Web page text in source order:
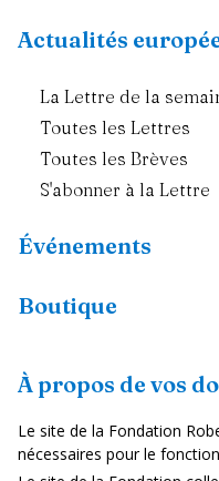
À propos de vos
Le site de la Fondation
nécessaires pour le
Actualités
La Lettre de la
Toutes les Lettres
Toutes les Brèves
S'abonner à la Lettre
Événements
Boutique
Ressources
Fiches pays
Dans les médias